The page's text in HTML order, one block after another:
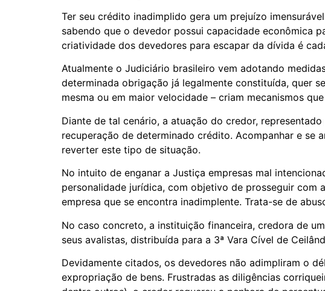
Ter seu crédito inadimplido gera um prejuízo
sabendo que o devedor possui capacidade econômica
criatividade dos devedores para escapar da dívida é
Atualmente o Judiciário brasileiro vem adotando
determinada obrigação já legalmente constituída, quer
mesma ou em maior velocidade – criam mecanismos
Diante de tal cenário, a atuação do credor,
recuperação de determinado crédito. Acompanhar e se
reverter este tipo de situação.
No intuito de enganar a Justiça empresas mal
personalidade jurídica, com objetivo de prosseguir com
empresa que se encontra inadimplente. Trata-se de
No caso concreto, a instituição financeira, credora de
seus avalistas, distribuída para a 3ª Vara Cível de
Devidamente citados, os devedores não adimpliram o
expropriação de bens. Frustradas as diligências